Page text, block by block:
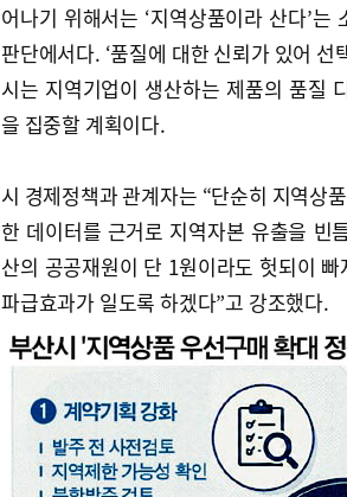
어나기 위해서는 ‘지역상품이라 산다’
판단에서다. ‘품질에 대한 신뢰가 있어
시는 지역기업이 생산하는 제품의 품질
을 집중할 계획이다.
시 경제정책과 관계자는 “단순히 지역상
한 데이터를 근거로 지역자본 유출을 빈
산의 공공재원이 단 1원이라도 헛되이
파급효과가 일도록 하겠다”고 강조했다.